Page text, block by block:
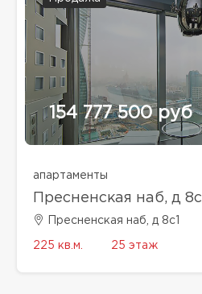
154 777 500 руб
апартаменты
Пресненская наб, д 8с1
Пресненская наб, д 8с1
225 кв.м. 25 этаж